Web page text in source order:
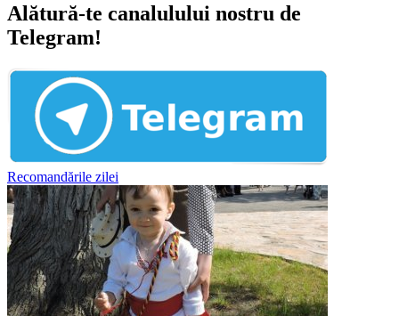
Alătură-te canalulului nostru de
Telegram!
Recomandările zilei